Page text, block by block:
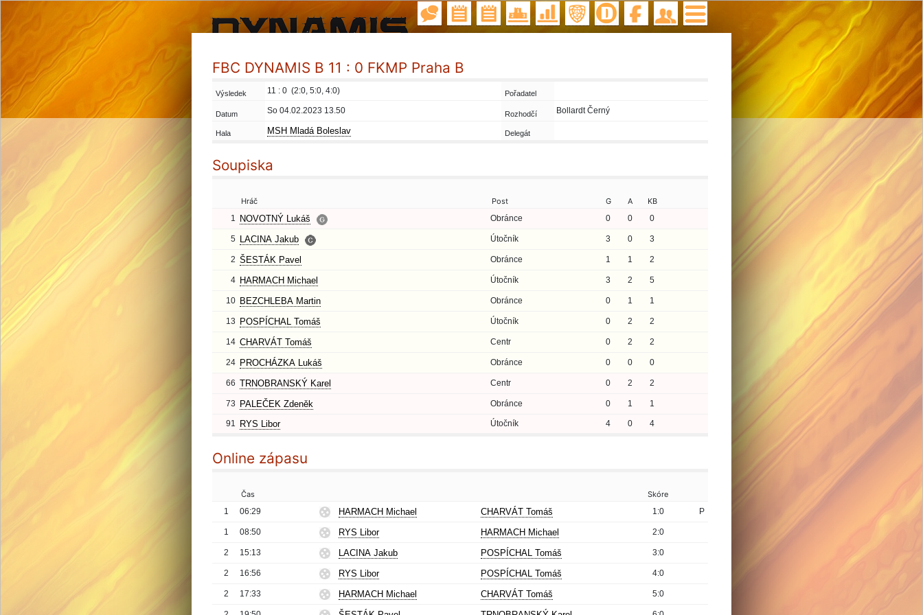
FBC DYNAMIS B 11 : 0 FKMP Praha B
Výsledek 11 : 0 (2:0, 5:0, 4:0) Pořadatel
Datum So 04.02.2023 13.50 Rozhodčí Bollardt Černý
Hala MSH Mladá Boleslav Delegát
Soupiska
Hráč Post G A
KB
1
NOVOTNÝ Lukáš Obránce 0 0 0
5 LACINA Jakub Útočník 3 0 3
2 ŠESTÁK Pavel Obránce 1 1 2
4 HARMACH Michael Útočník 3 2 5
10 BEZCHLEBA Martin Obránce 0 1 1
13 POSPÍCHAL Tomáš Útočník 0 2 2
14 CHARVÁT Tomáš Centr 0 2 2
24 PROCHÁZKA Lukáš Obránce 0 0 0
66 TRNOBRANSKÝ Karel Centr 0 2 2
73 PALEČEK Zdeněk Obránce 0 1 1
91 RYS Libor Útočník 4 0 4
Online zápasu
Čas
Skóre
1
06:29 HARMACH Michael CHARVÁT Tomáš 1:0 P
1 08:50 RYS Libor HARMACH Michael 2:0
2 15:13 LACINA Jakub POSPÍCHAL Tomáš 3:0
2 16:56 RYS Libor POSPÍCHAL Tomáš 4:0
2 17:33 HARMACH Michael CHARVÁT Tomáš 5:0